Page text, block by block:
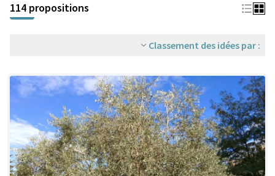
114 propositions
Classement des idées par :